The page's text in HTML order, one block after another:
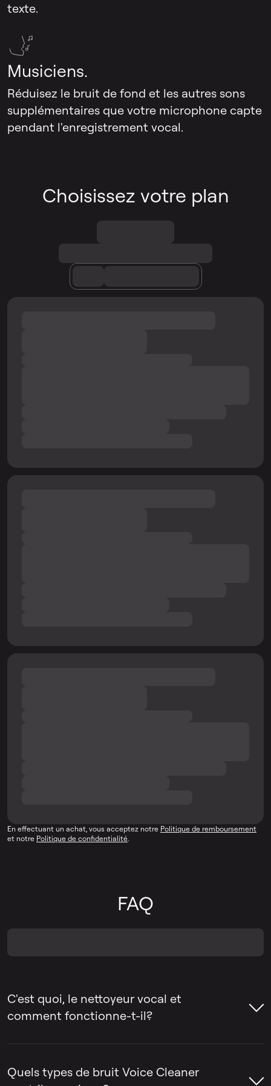
texte.
Musiciens.
Réduisez le bruit de fond et les autres sons
supplémentaires que votre microphone capte
pendant l'enregistrement vocal.
Choisissez votre plan
En effectuant un achat, vous acceptez notre Politique de remboursement
et notre Politique de confidentialité.
FAQ
C'est quoi, le nettoyeur vocal et
comment fonctionne-t-il?
supprime les sons indésirables des
Quels types de bruit Voice Cleaner